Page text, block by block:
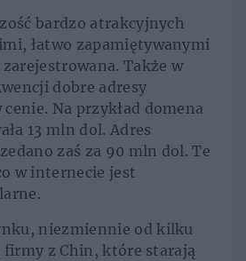
bardzo atrakcyjnych
łatwo zapamiętywanymi
Także w
dobre adresy
Na przykład domena
13 mln dol. Adres
zaś za 90 mln dol. Te
w internecie jest
niezmiennie od kilku
z Chin, które starają